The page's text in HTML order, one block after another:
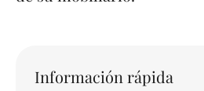
Información rápida